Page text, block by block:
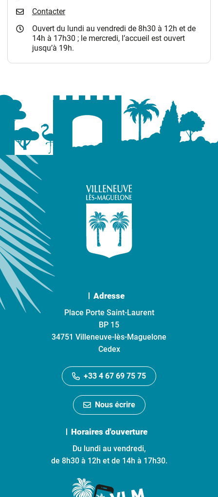
Contacter
Ouvert du lundi au vendredi de 8h30 à 12h et de
14h à 17h30 ; le mercredi, l’accueil est ouvert
jusqu’à 19h.
Adresse
Place Porte Saint-Laurent
BP 15
34751 Villeneuve-lès-Maguelone
Cedex
+33 4 67 69 75 75
Nous écrire
Horaires d'ouverture
Du lundi au vendredi,
de 8h30 à 12h et de 14h à 17h30.